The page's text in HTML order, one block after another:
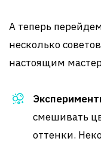
А теперь
несколько
настоящим
смешивать
оттенки.